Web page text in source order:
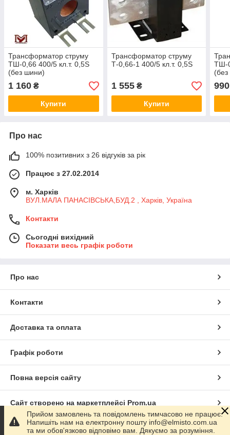
Трансформатор струму
ТШ-0,66 400/5 кл.т. 0,5S
(без шини)
1 160 ₴
Купити
Трансформатор струму
Т-0,66-1 400/5 кл.т. 0,5S
1 555₴
Купити
ТШ-
990
Про нас
100% позитивних з 26 відгуків за рік
Працює з 27.02.2014
м. Харків
ВУЛ.МАЛА ПАНАСІВСЬКА,БУД.2 , Харків, Україна
Контакти
Сьогодні вихідний
Показати весь графік роботи
Про нас
Контакти
Доставка та оплата
Графік роботи
Повна версія сайту
Сайт створено на маркетплейсі Prom.ua
Політика конфіденційності
Прийом замовлень та повідомлень тимчасово не працює.
Напишіть нам на електронну пошту info@elmisto.com.ua
та ми обов'язково відповімо вам. Дякуємо за розуміння.